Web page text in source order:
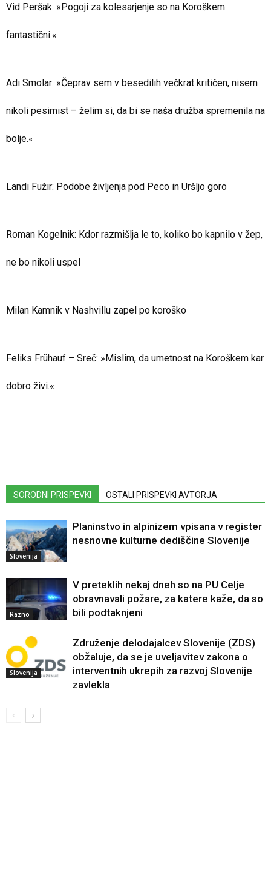
Vid Peršak: »Pogoji za kolesarjenje so na Koroškem
fantastični.«
Adi Smolar: »Čeprav sem v besedilih večkrat kritičen, nisem
nikoli pesimist – želim si, da bi se naša družba spremenila na
bolje.«
Landi Fužir: Podobe življenja pod Peco in Uršljo goro
Roman Kogelnik: Kdor razmišlja le to, koliko bo kapnilo v žep,
ne bo nikoli uspel
Milan Kamnik v Nashvillu zapel po koroško
Feliks Frühauf – Sreč: »Mislim, da umetnost na Koroškem kar
dobro živi.«
SORODNI PRISPEVKI OSTALI PRISPEVKI AVTORJA
Slovenija
Planinstvo in alpinizem vpisana v register
nesnovne kulturne dediščine Slovenije
Razno
V preteklih nekaj dneh so na PU Celje
obravnavali požare, za katere kaže, da so
bili podtaknjeni
Slovenija
Združenje delodajalcev Slovenije (ZDS)
obžaluje, da se je uveljavitev zakona o
interventnih ukrepih za razvoj Slovenije
zavlekla